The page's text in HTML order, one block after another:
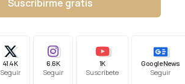
Suscribirme gratis
41.4K
Seguir
6.6K
Seguir
1K
Suscríbete
Google News
Seguir